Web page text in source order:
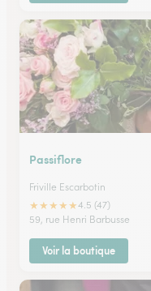
Passiflore
Friville Escarbotin
★★★★★4.5 (47)
59, rue Henri Barbusse
Voir la boutique